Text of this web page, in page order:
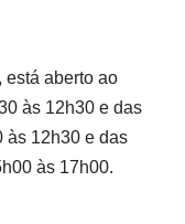
está aberto ao
às 12h30 e das
às 12h30 e das
às 17h00.